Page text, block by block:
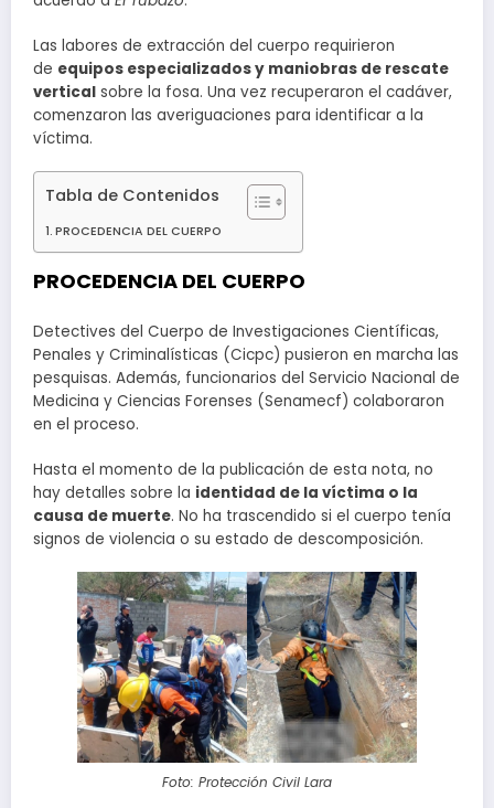
Las labores de extracción del cuerpo requirieron
de equipos especializados y maniobras de rescate
vertical sobre la fosa. Una vez recuperaron el cadáver,
comenzaron las averiguaciones para identificar a la
víctima.
Tabla de Contenidos
PROCEDENCIA DEL CUERPO
PROCEDENCIA DEL CUERPO
Detectives del Cuerpo de Investigaciones Científicas,
Penales y Criminalísticas (Cicpc) pusieron en marcha las
pesquisas. Además, funcionarios del Servicio Nacional de
Medicina y Ciencias Forenses (Senamecf) colaboraron
en el proceso.
Hasta el momento de la publicación de esta nota, no
hay detalles sobre la identidad de la víctima o la
causa de muerte. No ha trascendido si el cuerpo tenía
signos de violencia o su estado de descomposición.
Foto: Protección Civil Lara